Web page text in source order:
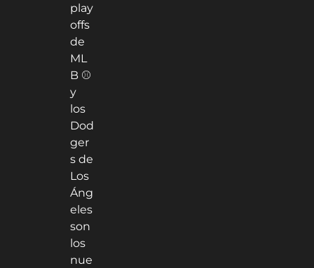
play
offs
de
ML
B ⚾️
y
los
Dod
ger
s de
Los
Áng
eles
son
los
nue